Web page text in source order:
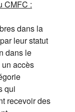
CMFC :
dans la
leur statut
dans le
accès
qui
recevoir des